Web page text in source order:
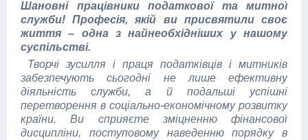
Шановні працівники податкової та митної
служби! Професія, якій ви присвятили своє
життя – одна з найнеобхідніших у нашому
суспільстві.
Творчі зусилля і праця податківців і митників
забезпечують сьогодні не лише ефективну
діяльність служби, а й подальші успішні
перетворення в соціально-економічному розвитку
країни. Ви сприяєте зміцненню фінансової
дисципліни, поступовому наведенню порядку в